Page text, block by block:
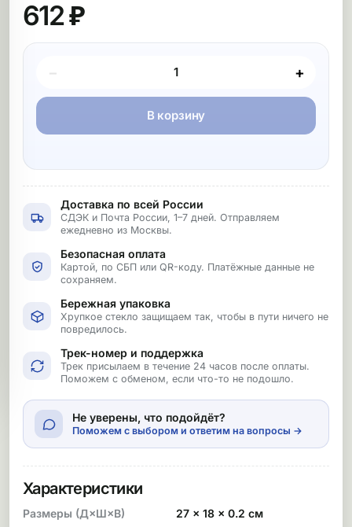
612 ₽
Покупка товара
− +
В корзину
Доставка по всей России
СДЭК и Почта России, 1–7 дней. Отправляем
ежедневно из Москвы.
Безопасная оплата
Картой, по СБП или QR-коду. Платёжные данные не
сохраняем.
Бережная упаковка
Хрупкое стекло защищаем так, чтобы в пути ничего не
повредилось.
Трек-номер и поддержка
Трек присылаем в течение 24 часов после оплаты.
Поможем с обменом, если что-то не подошло.
Не уверены, что подойдёт?
Поможем с выбором и ответим на вопросы →
Характеристики
Размеры (Д×Ш×В)
27 × 18 × 0.2 см